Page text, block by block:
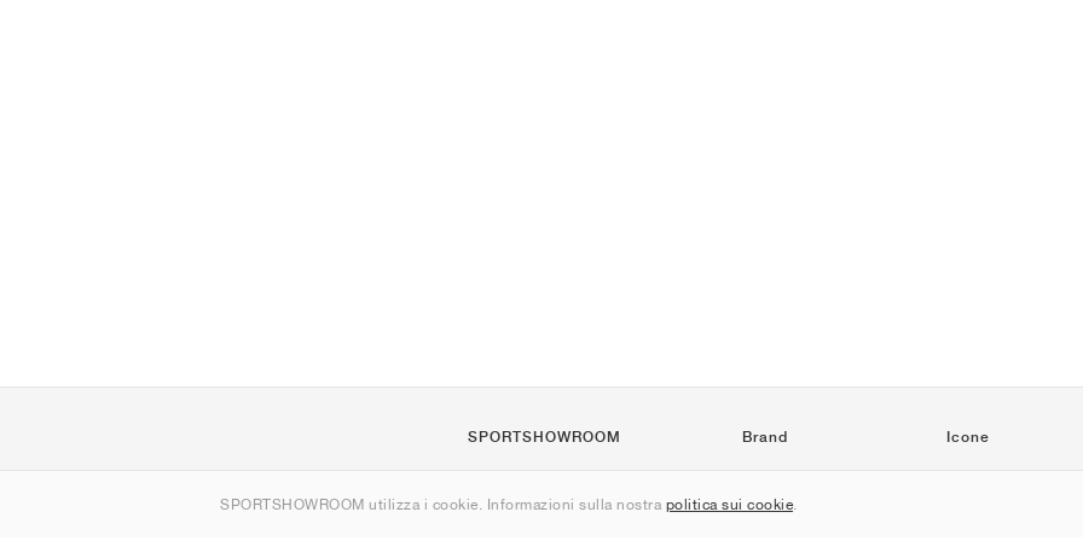
SPORTSHOWROOM utilizza i cookie. Informazioni sulla nostra politica sui cookie
SPORTSHOWROOM
Contatti
Brand
Jordan
Icone